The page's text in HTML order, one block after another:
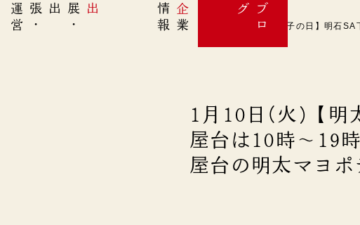
出展
・
出張
・
運
営
企
業
情
報
ブ
ロ
グ
1月10日(火)【明太子の日】明石
1月10日(火)【明
屋台は10時～19
屋台の明太マヨ